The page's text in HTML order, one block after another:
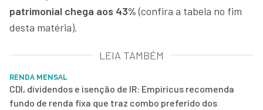
patrimonial chega aos 43%(confira a tabela no fim
desta matéria).
LEIA TAMBÉM
RENDA MENSAL
CDI, dividendos e isenção de IR: Empiricus recomenda
fundo de renda fixa que traz combo preferido dos